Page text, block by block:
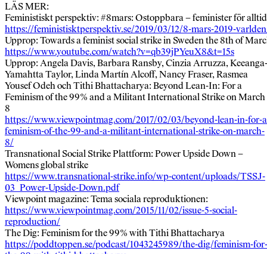
LÄS MER:
Feministiskt perspektiv: #8mars: Ostoppbara – feminister för
https://feministisktperspektiv.se/2019/03/12/8-mars-2019-
Upprop: Towards a feminist social strike in Sweden the 8th of
https://www.youtube.com/watch?v=qb39jPYeuX8&t=15s
Upprop: Angela Davis, Barbara Ransby, Cinzia Arruzza, Keeanga-
Yamahtta Taylor, Linda Martín Alcoff, Nancy Fraser, Rasmea
Yousef Odeh och Tithi Bhattacharya: Beyond Lean-In: For a
Feminism of the 99% and a Militant International Strike on March
8
https://www.viewpointmag.com/2017/02/03/beyond-lean-in-for-
feminism-of-the-99-and-a-militant-international-strike-on-march-
8/
Transnational Social Strike Plattform: Power Upside Down –
Womens global strike
https://www.transnational-strike.info/wp-content/uploads/TSSJ-
03_Power-Upside-Down.pdf
Viewpoint magazine: Tema sociala reproduktionen:
https://www.viewpointmag.com/2015/11/02/issue-5-social-
reproduction/
The Dig: Feminism for the 99% with Tithi Bhattacharya
https://poddtoppen.se/podcast/1043245989/the-dig/feminism-for-